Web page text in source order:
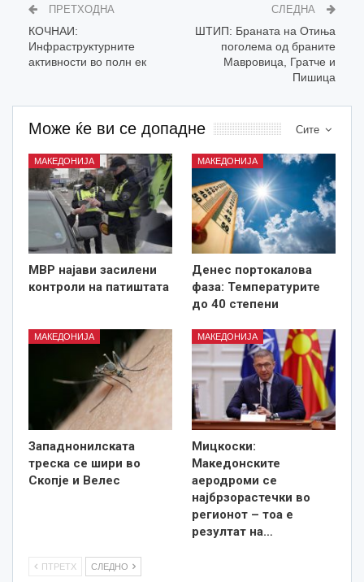
ПРЕТХОДНА
КОЧНАИ:
Инфраструктурните
активности во полн ек
СЛЕДНА
ШТИП: Браната на Отиња
поголема од браните
Мавровица, Гратче и
Пишица
Сите
Може ќе ви се допадне
МАКЕДОНИЈА
МВР најави засилени
контроли на патиштата
МАКЕДОНИЈА
Денес портокалова
фаза: Температурите
до 40 степени
МАКЕДОНИЈА
Западнонилската
треска се шири во
Скопје и Велес
МАКЕДОНИЈА
Мицкоски:
Македонските
аеродроми се
најбрзорастечки во
регионот – тоа е
резултат на…
ПТРЕТХ СЛЕДНО